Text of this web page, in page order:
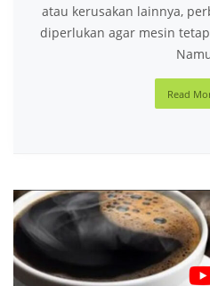
atau kerusakan lainnya,
diperlukan agar mesin
Read